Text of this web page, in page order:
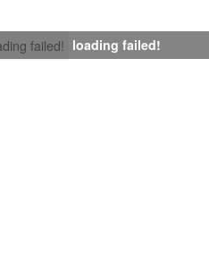
failed! loading failed!